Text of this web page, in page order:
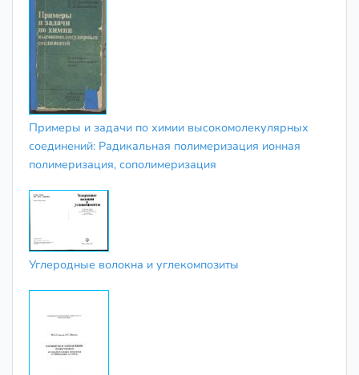
Примеры и задачи по химии высокомолекулярных
соединений: Радикальная полимеризация ионная
полимеризация, сополимеризация
Углеродные волокна и углекомпозиты